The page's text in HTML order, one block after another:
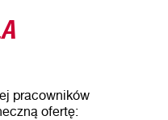
pracowników
ofertę: